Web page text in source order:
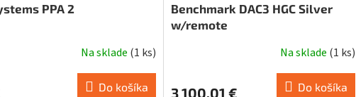
PPA 2
Na sklade (1 ks)
Do košíka
Benchmark DAC3 HGC Silver
w/remote
Na sklade (1 ks)
3 100,01 € Do košíka